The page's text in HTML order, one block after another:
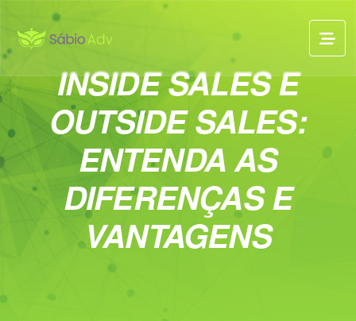
INSIDE SALES E
OUTSIDE SALES:
ENTENDA AS
DIFERENÇAS E
VANTAGENS